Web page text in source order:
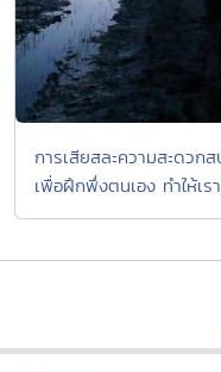
การเสียสละความสะดวก
เพื่อฝึกพึ่งตนเอง ทำให้เร